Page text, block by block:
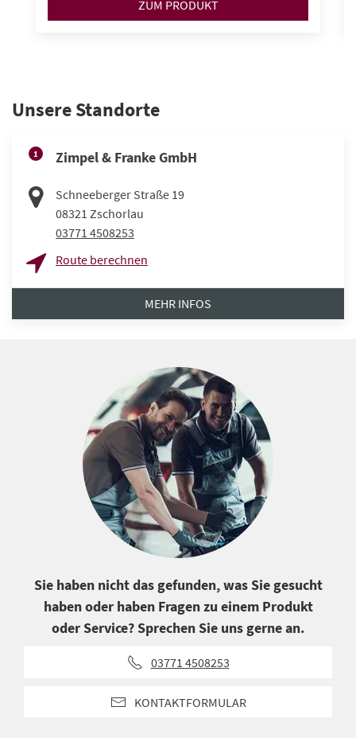
ZUM PRODUKT
Unsere Standorte
1 Zimpel & Franke GmbH
Schneeberger Straße 19
08321 Zschorlau
03771 4508253
Route berechnen
MEHR INFOS
Sie haben nicht das gefunden, was Sie gesucht
haben oder haben Fragen zu einem Produkt
oder Service? Sprechen Sie uns gerne an.
03771 4508253
KONTAKTFORMULAR